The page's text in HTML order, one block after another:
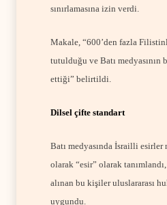
sınırlamasına izin verdi.
Makale, “600’den fazla
tutulduğu ve Batı medyasının
ettiği” belirtildi.
Dilsel çifte standart
Batı medyasında İsrailli esirler
olarak “esir” olarak
alınan bu kişiler uluslararası
uygundu.